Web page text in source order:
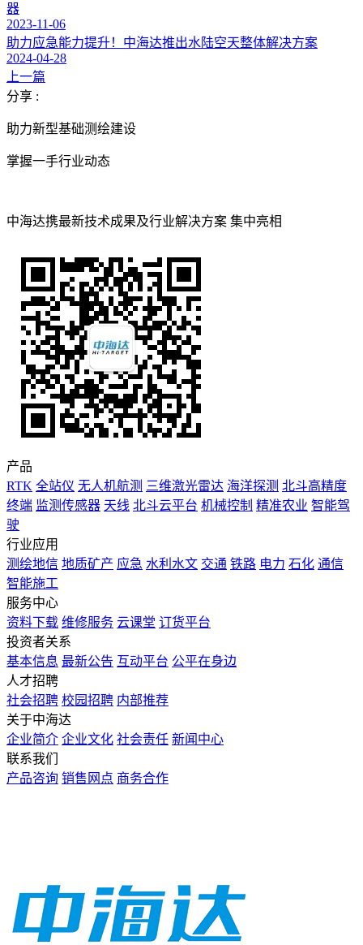
器
2023-11-06
助力应急能力提升！中海达推出水陆空天整体解决方案
2024-04-28
上一篇
分享 :
助力新型基础测绘建设
掌握一手行业动态
中海达携最新技术成果及行业解决方案 集中亮相
产品
RTK 全站仪 无人机航测 三维激光雷达 海洋探测 北斗高精度
终端 监测传感器 天线 北斗云平台 机械控制 精准农业 智能驾
驶
行业应用
测绘地信 地质矿产 应急 水利水文 交通 铁路 电力 石化 通信
智能施工
服务中心
资料下载 维修服务 云课堂 订货平台
投资者关系
基本信息 最新公告 互动平台 公平在身边
人才招聘
社会招聘 校园招聘 内部推荐
关于中海达
企业简介 企业文化 社会责任 新闻中心
联系我们
产品咨询 销售网点 商务合作